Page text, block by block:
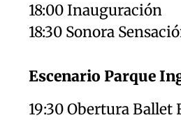
18:00 Inauguración
18:30 Sonora
Escenario Parque
19:30 Obertura Ballet